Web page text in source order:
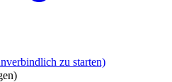
zu starten)